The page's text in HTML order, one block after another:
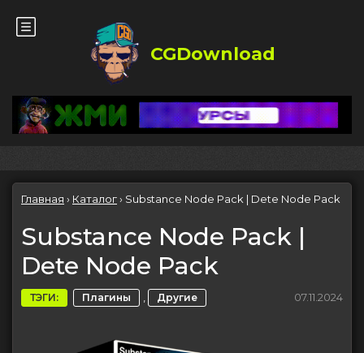
CGDownload
Главная › Каталог› Substance Node Pack | Dete Node Pack
Substance Node Pack |
Dete Node Pack
ТЭГИ: Плагины , Другие 07.11.2024